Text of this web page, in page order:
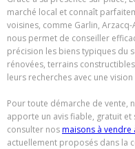
marché local et connaît
voisines, comme Garlin,
nous permet de conseiller
précision les biens typiques du
rénovées, terrains
leurs recherches avec une
Pour toute démarche de vente,
apporte un avis fiable, gratuit et
consulter nosmaisons à vendre
actuellement proposés dans la